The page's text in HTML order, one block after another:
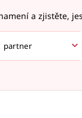
a zjistěte,